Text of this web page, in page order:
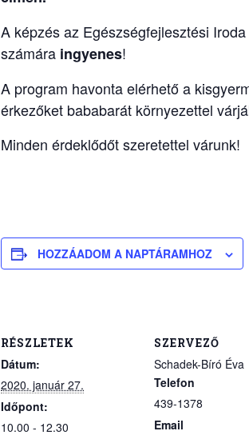
A képzés az Egészségfejlesztési
számára ingyenes!
A program havonta elérhető a
érkezőket bababarát környezettel
Minden érdeklődőt szeretettel várunk!
HOZZÁADOM A NAPTÁRAMHOZ
RÉSZLETEK
Dátum:
2020. január 27.
Időpont:
10.00 - 12.30
SZERVEZŐ
Schadek-Bíró Éva
Telefon
439-1378
Email